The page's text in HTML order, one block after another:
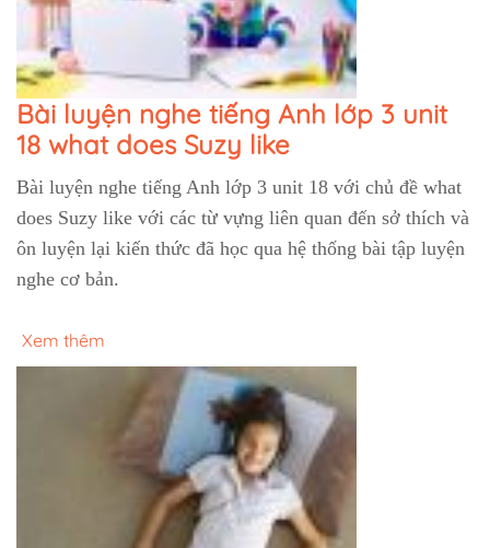
Bài luyện nghe tiếng Anh lớp 3 unit
18 what does Suzy like
Bài luyện nghe tiếng Anh lớp 3 unit 18 với chủ đề what
does Suzy like với các từ vựng liên quan đến sở thích và
ôn luyện lại kiến thức đã học qua hệ thống bài tập luyện
nghe cơ bản.
Xem thêm